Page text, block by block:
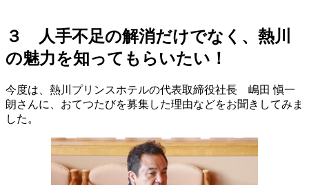
３ 人手不足の解消だけでなく、熱川
の魅力を知ってもらいたい！
今度は、熱川プリンスホテルの代表取締役社長 嶋田 愼一
朗さんに、おてつたびを募集した理由などをお聞きしてみま
した。